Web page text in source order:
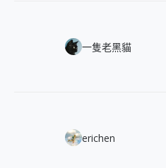
回歸懷舊魅力！免費下載
一隻老黑貓
官方精選｜必收！經典遊戲《
erichen